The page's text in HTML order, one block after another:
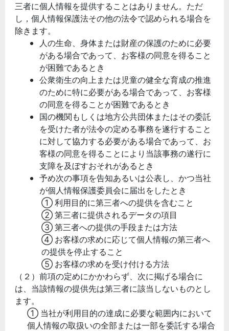
三者に個人情報を提供することはありません。ただ
し，個人情報保護法その他の法令で認められる場合を
除きます。
人の生命、身体または財産の保護のために必要
がある場合であって、お客様の同意を得ること
が困難であるとき
公衆衛生の向上または児童の健全な育成の推進
のために特に必要がある場合であって、お客様
の同意を得ることが困難であるとき
国の機関もしくは地方公共団体またはその委託
を受けた者が法令の定める事務を遂行すること
に対して協力する必要がある場合であって、お
客様の同意を得ることにより当該事務の遂行に
支障を及ぼすおそれがあるとき
予め次の事項を告知あるいは公表し、かつ当社
が個人情報保護委員会に届出をしたとき
① 利用目的に第三者への提供を含むこと
② 第三者に提供されるデータの項目
③ 第三者への提供の手段または方法
④ お客様の求めに応じて個人情報の第三者へ
の提供を停止すること
⑤ お客様の求めを受け付ける方法
（２）前項の定めにかかわらず、次に掲げる場合に
は、当該情報の提供先は第三者に該当しないものとし
ます。
① 当社が利用目的の達成に必要な範囲内において
個人情報の取扱いの全部または一部を委託する場合